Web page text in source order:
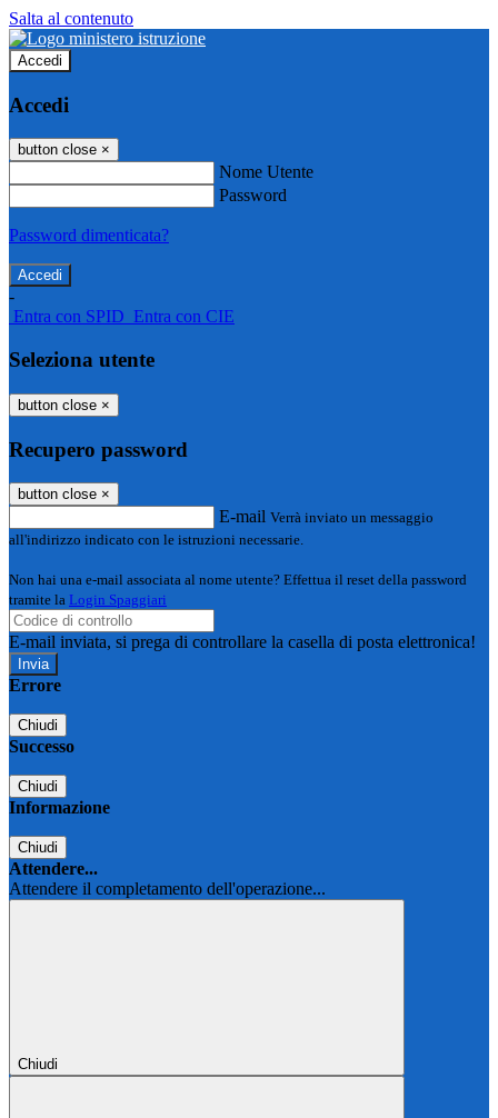
Salta al contenuto
Accedi
Accedi
button close ×
Nome Utente
Password
Password dimenticata?
-
Entra con SPID Entra con CIE
Seleziona utente
button close ×
Recupero password
button close ×
E-mail Verrà inviato un messaggio
all'indirizzo indicato con le istruzioni necessarie.
Non hai una e-mail associata al nome utente? Effettua il reset della password
tramite la Login Spaggiari
E-mail inviata, si prega di controllare la casella di posta elettronica!
Errore
Chiudi
Successo
Chiudi
Informazione
Chiudi
Attendere...
Attendere il completamento dell'operazione...
Chiudi